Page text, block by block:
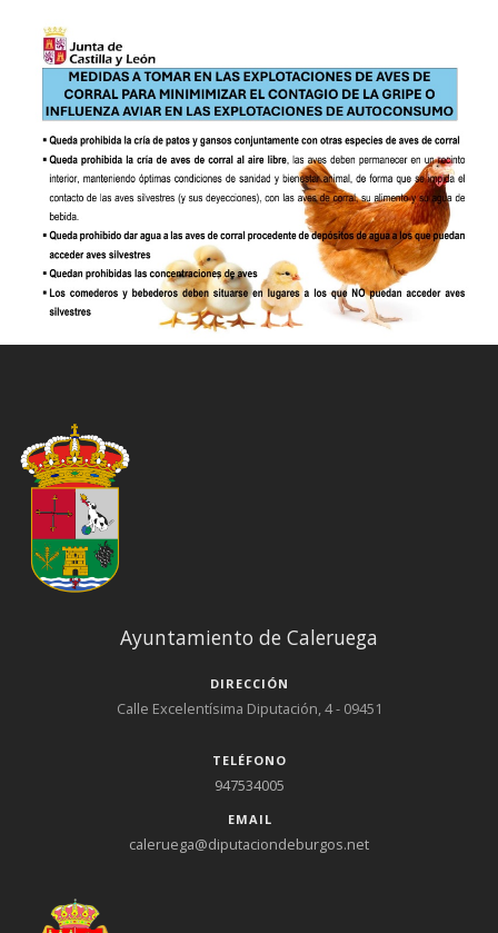
Ayuntamiento de Caleruega
DIRECCIÓN
Calle Excelentísima Diputación, 4 - 09451
TELÉFONO
947534005
EMAIL
caleruega@diputaciondeburgos.net